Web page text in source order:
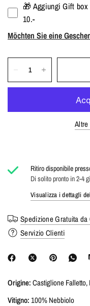
🎁 Aggiungi Gift
10.-
Möchten Sie eine
Ritiro disponibile
Di solito pronto in 2-4
Visualizza i dettagli
Spedizione Gratuita da
Servizio Clienti
Origine:Castiglione Falletto,
Vitigno:100% Nebbiolo